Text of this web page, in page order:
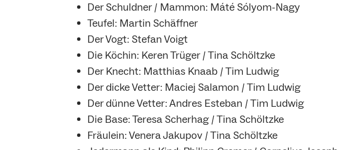
Der Schuldner / Mammon: Máté Sólyom-Nagy
Teufel: Martin Schäffner
Der Vogt: Stefan Voigt
Die Köchin: Keren Trüger / Tina Schöltzke
Der Knecht: Matthias Knaab / Tim Ludwig
Der dicke Vetter: Maciej Salamon / Tim Ludwig
Der dünne Vetter: Andres Esteban / Tim Ludwig
Die Base: Teresa Scherhag / Tina Schöltzke
Fräulein: Venera Jakupov / Tina Schöltzke